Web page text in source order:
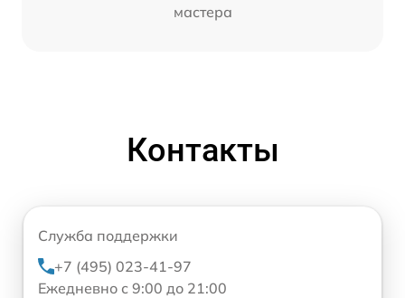
мастера
Контакты
Служба поддержки
+7 (495) 023-41-97
Ежедневно с 9:00 до 21:00